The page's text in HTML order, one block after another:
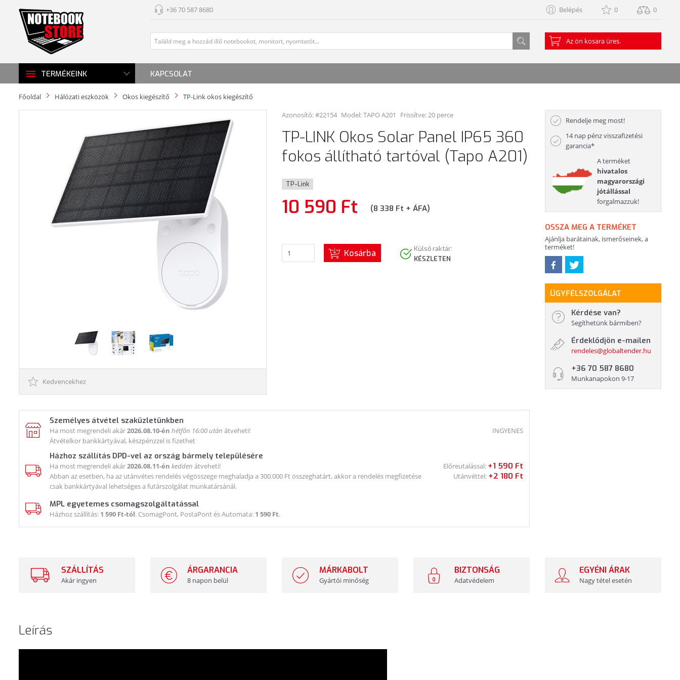
+36 70 587 8680 Belépés 0 0
Az ön kosara üres.
TERMÉKEINK KAPCSOLAT
Főoldal Hálózati eszközök Okos kiegészítő TP-Link okos kiegészítő
Kedvencekhez
Azonosító: #22154 Model:TAPO A201 Frissítve: 20 perce
TP-LINK Okos Solar Panel IP65 360
fokos állítható tartóval (Tapo A201)
TP-Link
10 590 Ft (8 338 Ft + ÁFA)
Kosárba
Külső raktár:
KÉSZLETEN
Személyes átvétel szaküzletünkben
Ha most megrendeli akár2026.08.10-én hétfőn 16:00 után átveheti!
Átvételkor bankkártyával, készpénzzel is fizethet
INGYENES
Házhoz szállítás DPD-vel az ország bármely településére
Ha most megrendeli akár2026.08.11-én kedden átveheti!
Abban az esetben, ha az utánvétes rendelés végösszege meghaladja a 300.000 Ft összeghatárt, akkor a rendelés megfizetése
csak bankkártyával lehetséges a futárszolgálat munkatársánál.
Előreutalással: +1 590 Ft
Utánvéttel: +2 180 Ft
MPL egyetemes csomagszolgáltatással
Házhoz szállítás: 1 590 Ft-tól. CsomagPont, PostaPont és Automata: 1 590 Ft.
Rendelje meg most!
14 nap pénz visszafizetési
garancia*
A terméket
hivatalos
magyarországi
jótállással
forgalmazzuk!
OSSZA MEG A TERMÉKET
Ajánlja barátainak, ismerőseinek, a
terméket!
ÜGYFÉLSZOLGÁLAT
Kérdése van?
Segíthetünk bármiben?
Érdeklődjön e-mailen
rendeles@globaltender.hu
+36 70 587 8680
Munkanapokon 9-17
SZÁLLÍTÁS
Akár ingyen
ÁRGARANCIA
8 napon belül
MÁRKABOLT
Gyártói minőség
BIZTONSÁG
Adatvédelem
EGYÉNI ÁRAK
Nagy tétel esetén
Leírás